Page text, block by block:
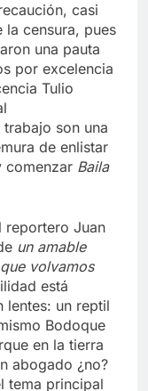
casi
censura, pues
una pauta
por excelencia
Tulio
son una
de enlistar
comenzar Baila
reportero Juan
un amable
volvamos
está
un reptil
Bodoque
en la tierra
abogado ¿no?
tema principal